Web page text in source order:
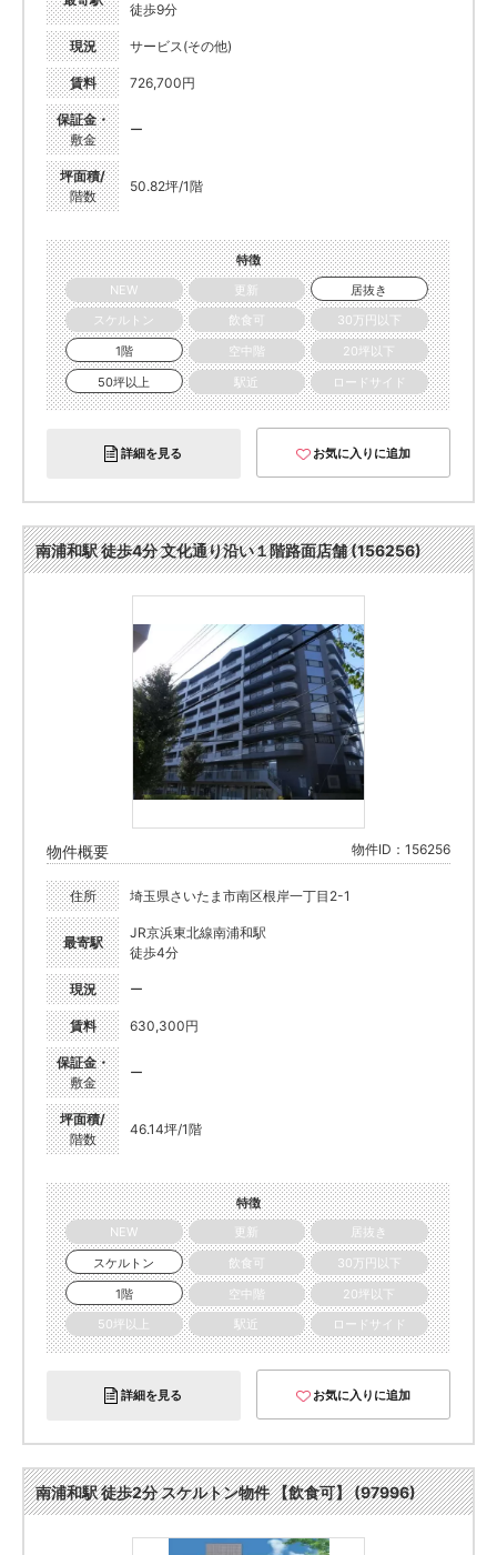
徒歩9分
現況 サービス(その他)
賃料 726,700円
保証金・
敷金
ー
坪面積/
階数
50.82坪/1階
特徴
NEW
更新
居抜き
スケルトン
飲食可
30万円以下
1階
空中階
20坪以下
50坪以上
駅近 ロードサイド
詳細を見る お気に入りに追加
南浦和駅 徒歩4分 文化通り沿い１階路面店舗 (156256)
物件概要 物件ID：156256
住所 埼玉県さいたま市南区根岸一丁目2-1
最寄駅
JR京浜東北線南浦和駅
徒歩4分
現況 ー
賃料 630,300円
保証金・
敷金
ー
坪面積/
階数
46.14坪/1階
特徴
NEW
更新
居抜き
スケルトン
飲食可
30万円以下
1階
空中階
20坪以下
50坪以上
駅近 ロードサイド
詳細を見る お気に入りに追加
南浦和駅 徒歩2分 スケルトン物件 【飲食可】 (97996)